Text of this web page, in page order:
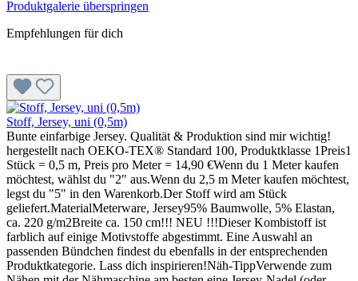
Produktgalerie überspringen
Empfehlungen für dich
Stoff, Jersey, uni (0,5m)
Bunte einfarbige Jersey. Qualität & Produktion sind mir wichtig!
hergestellt nach OEKO-TEX® Standard 100, Produktklasse 1Preis1
Stück = 0,5 m, Preis pro Meter = 14,90 €Wenn du 1 Meter kaufen
möchtest, wählst du "2" aus.Wenn du 2,5 m Meter kaufen möchtest,
legst du "5" in den Warenkorb.Der Stoff wird am Stück
geliefert.MaterialMeterware, Jersey95% Baumwolle, 5% Elastan,
ca. 220 g/m2Breite ca. 150 cm!!! NEU !!!Dieser Kombistoff ist
farblich auf einige Motivstoffe abgestimmt. Eine Auswahl an
passenden Bündchen findest du ebenfalls in der entsprechenden
Produktkategorie. Lass dich inspirieren!Näh-TippVerwende zum